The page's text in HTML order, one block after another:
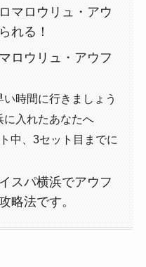
マロウリュ・アウ
れる！
ロウリュ・アウフ
時間に行きましょう
に入れたあなたへ
中、3セット目までに
スパ横浜でアウフ
略法です。